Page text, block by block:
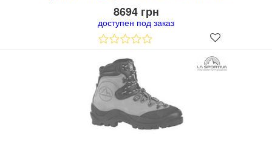
8694 грн
доступен под заказ